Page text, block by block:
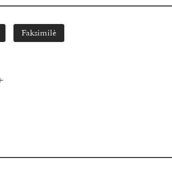
Faksimilė